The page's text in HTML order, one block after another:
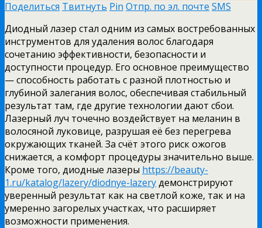
Поделиться Твитнуть Pin Отпр. по эл. почте SMS
Диодный лазер стал одним из самых востребованных
инструментов для удаления волос благодаря
сочетанию эффективности, безопасности и
доступности процедур. Его основное преимущество
— способность работать с разной плотностью и
глубиной залегания волос, обеспечивая стабильный
результат там, где другие технологии дают сбои.
Лазерный луч точечно воздействует на меланин в
волосяной луковице, разрушая её без перегрева
окружающих тканей. За счёт этого риск ожогов
снижается, а комфорт процедуры значительно выше.
Кроме того, диодные лазеры https://beauty-
1.ru/katalog/lazery/diodnye-lazeryдемонстрируют
уверенный результат как на светлой коже, так и на
умеренно загорелых участках, что расширяет
возможности применения.